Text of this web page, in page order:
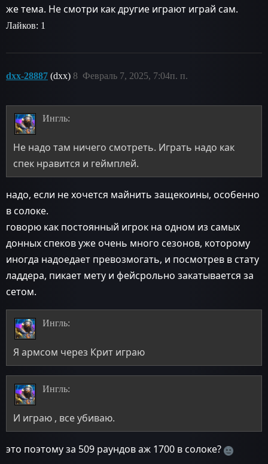
же тема. Не смотри как другие играют играй сам.
Лайков: 1
dxx-28887 (dxx) Февраль 7, 2025, 7:04п. п.
8
Ингль:
Не надо там ничего смотреть. Играть надо как
спек нравится и геймплей.
надо, если не хочется майнить защекоины, особенно
в солоке.
говорю как постоянный игрок на одном из самых
донных спеков уже очень много сезонов, которому
иногда надоедает превозмогать, и посмотрев в стату
ладдера, пикает мету и фейсрольно закатывается за
сетом.
Ингль:
Я армсом через Крит играю
Ингль:
И играю , все убиваю.
это поэтому за 509 раундов аж 1700 в солоке?